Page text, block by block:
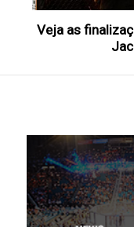
Veja as